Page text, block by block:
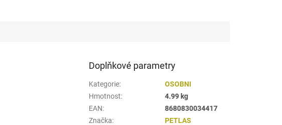
Doplňkové parametry
Kategorie:
OSOBNI
Hmotnost:
4.99 kg
EAN:
8680830034417
Značka:
PETLAS